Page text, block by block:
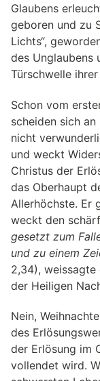
Glaubens
geboren und zu
Lichts“,
des Unglaubens
Türschwelle
Schon vom
scheiden sich
nicht
und weckt
Christus der
das Oberhaupt
Allerhöchste. Er
weckt den
gesetzt zum
und zu einem
2,34), weissagte
der Heiligen
Nein,
des
der Erlösung im
vollendet wird.